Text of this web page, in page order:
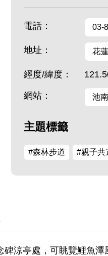
電話： 03-
地址： 花
經度/緯度：
網站： 池
主題標籤
#森林步道 #親子共
涼亭處，可眺覽鯉魚